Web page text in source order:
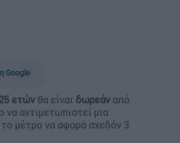
Google
ετών θα είναι δωρεάν από
να αντιμετωπιστεί μια
μέτρο να αφορά σχεδόν 3